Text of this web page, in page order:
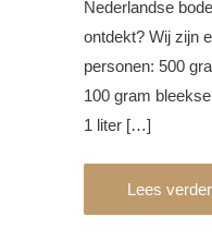
Nederlandse
ontdekt? Wij zijn
personen: 500
100 gram
1 liter […]
Lees